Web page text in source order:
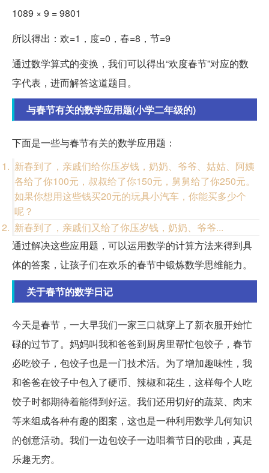
1089 × 9 = 9801
所以得出：欢=1，度=0，春=8，节=9
通过数学算式的变换，我们可以得出“欢度春节”对应的数
字代表，进而解答这道题目。
与春节有关的数学应用题(小学二年级的)
下面是一些与春节有关的数学应用题：
新春到了，亲戚们给你压岁钱，奶奶、爷爷、姑姑、阿姨
各给了你100元，叔叔给了你150元，舅舅给了你250元。
如果你想用这些钱买20元的玩具小汽车，你能买多少个
呢？
新春到了，亲戚们又给了你压岁钱，奶奶、爷爷...
通过解决这些应用题，可以运用数学的计算方法来得到具
体的答案，让孩子们在欢乐的春节中锻炼数学思维能力。
关于春节的数学日记
今天是春节，一大早我们一家三口就穿上了新衣服开始忙
碌的过节了。妈妈叫我和爸爸到厨房里帮忙包饺子，春节
必吃饺子，包饺子也是一门技术活。为了增加趣味性，我
和爸爸在饺子中包入了硬币、辣椒和花生，这样每个人吃
饺子时都期待着能得到好运。我们还用切好的蔬菜、肉末
等来组成各种有趣的图案，这也是一种利用数学几何知识
的创意活动。我们一边包饺子一边唱着节日的歌曲，真是
乐趣无穷。